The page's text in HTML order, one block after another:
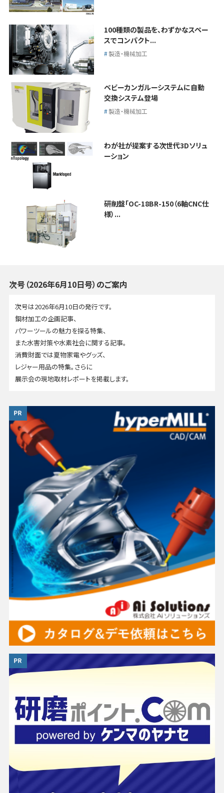
100種類の製品を、わずかなスペー
スでコンパクト...
製造・機械加工
ベビーカンガルーシステムに自動
交換システム登場
製造・機械加工
わが社が提案する次世代3Dソリュ
ーション
研削盤「OC-18BR-150（6軸CNC仕
様）...
次号（2026年6月10日号）のご案内
次号は2026年6月10日の発行です。
鋼材加工の企画記事、
パワーツールの魅力を探る特集、
また水害対策や水素社会に関する記事。
消費財面では夏物家電やグッズ、
レジャー用品の特集。さらに
展示会の現地取材レポートを掲載します。